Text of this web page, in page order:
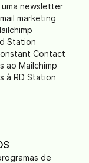
uma newsletter
marketing
Station
Contact
ao Mailchimp
à RD Station
de